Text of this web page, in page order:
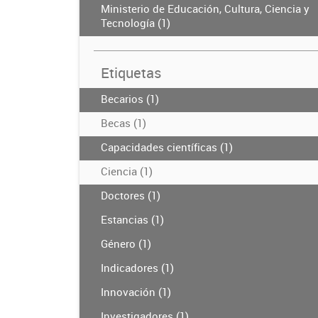
Ministerio de Educación, Cultura, Ciencia y
Tecnología (1)
Etiquetas
Becarios (1)
Becas (1)
Capacidades científicas (1)
Ciencia (1)
Doctores (1)
Estancias (1)
Género (1)
Indicadores (1)
Innovación (1)